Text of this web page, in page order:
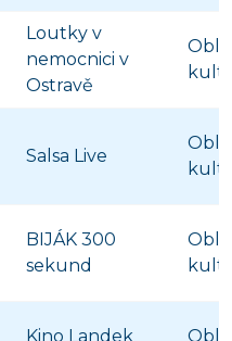
Loutky v
nemocnici v
Ostravě
Salsa Live
BIJÁK 300
sekund
Kino Landek